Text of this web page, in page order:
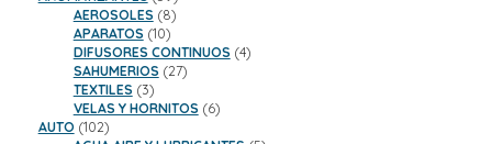
productos
AEROSOLES 88
productos
APARATOS 1010
productos
DIFUSORES CONTINUOS 44
SAHUMERIOS 2727
TEXTILES 33
productos
VELAS Y HORNITOS 66
AUTO 102102